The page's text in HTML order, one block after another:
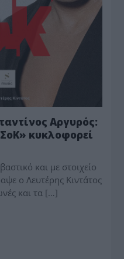
Αργυρός:
κυκλοφορεί
και με στοιχείο
ο Λευτέρης Κιντάτος
και τα […]